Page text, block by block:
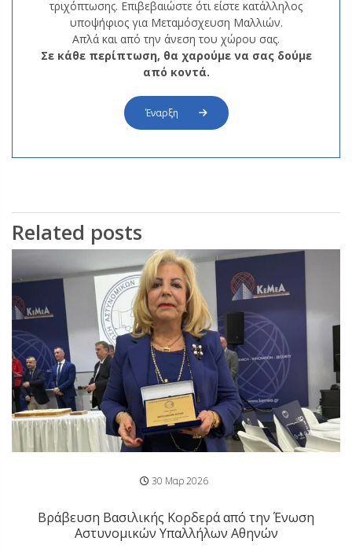
τριχόπτωσης. Επιβεβαιώστε ότι είστε κατάλληλος
υποψήφιος για Μεταμόσχευση Μαλλιών.
Απλά και από την άνεση του χώρου σας.
Σε κάθε περίπτωση, θα χαρούμε να σας δούμε
από κοντά.
Έναρξη
Related posts
30 Μαρ 2026
Βράβευση Βασιλικής Κορδερά από την Ένωση
Αστυνομικών Υπαλλήλων Αθηνών